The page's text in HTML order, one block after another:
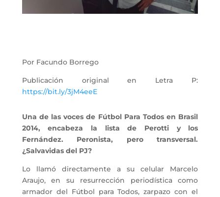
Por Facundo Borrego
Publicación original en Letra P:
https://bit.ly/3jM4eeE
Una de las voces de Fútbol Para Todos en Brasil
2014, encabeza la lista de Perotti y los
Fernández. Peronista, pero transversal.
¿Salvavidas del PJ?
Lo llamó directamente a su celular Marcelo
Araujo, en su resurrección periodística como
armador del Fútbol para Todos, zarpazo con el